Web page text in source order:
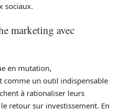
sociaux.
marketing avec
en mutation,
comme un outil indispensable
à rationaliser leurs
retour sur investissement. En